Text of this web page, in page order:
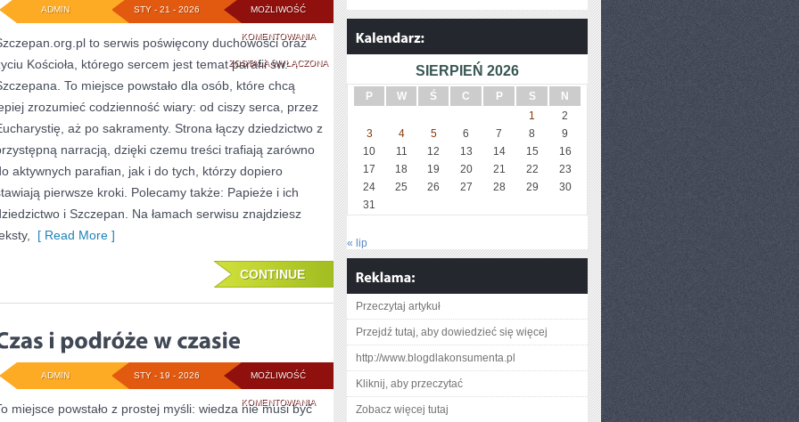
MOŻLIWOŚĆ
KOMENTOWANIAŻYCIE
ZAKONNE
ZOSTAŁA WYŁĄCZONA
STY - 21 - 2026
ADMIN
to serwis poświęcony duchowości oraz
Kościoła, którego sercem jest temat parafii św.
To miejsce powstało dla osób, które chcą
zrozumieć codzienność wiary: od ciszy serca, przez
aż po sakramenty. Strona łączy dziedzictwo z
narracją, dzięki czemu treści trafiają zarówno
aktywnych parafian, jak i do tych, którzy dopiero
pierwsze kroki. Polecamy także: Papieże i ich
i Szczepan. Na łamach serwisu znajdziesz
[ Read More ]
CONTINUE
MOŻLIWOŚĆ
KOMENTOWANIACZAS
STY - 19 - 2026
ADMIN
miejsce powstało z prostej myśli: wiedza nie musi być
SIERPIEŃ 2026
P W Ś C P S
N
1
2
3
4 5 6 7 8
9
10
11 12 13 14 15
16
17
18 19 20 21 22
23
24
25 26 27 28 29
30
31
« lip
Przeczytaj artykuł
Przejdź tutaj, aby dowiedzieć się więcej
http://www.blogdlakonsumenta.pl
Kliknij, aby przeczytać
Zobacz więcej tutaj